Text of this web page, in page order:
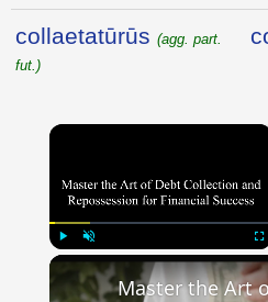
collaetatūrūs (agg. part.
fut.)
×